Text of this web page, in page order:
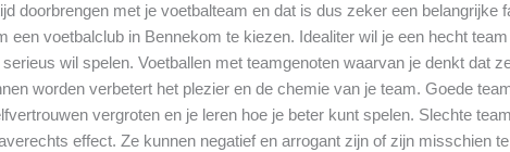
doorbrengen met je voetbalteam en dat is dus zeker een belangrijke
een voetbalclub in Bennekom te kiezen. Idealiter wil je een hecht
wil spelen. Voetballen met teamgenoten waarvan je denkt dat
worden verbetert het plezier en de chemie van je team. Goede
vergroten en je leren hoe je beter kunt spelen. Slechte
effect. Ze kunnen negatief en arrogant zijn of zijn misschien